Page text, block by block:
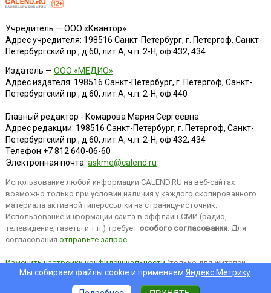
Учредитель — ООО «Квантор»
Адрес учредителя: 198516 Санкт-Петербург, г. Петергоф, Санкт-
Петербургский пр., д.60, лит.А, ч.п. 2-Н, оф.432, 434
Издатель — ООО «МЕДИО»
Адрес издателя: 198516 Санкт-Петербург, г. Петергоф, Санкт-
Петербургский пр., д.60, лит.А, ч.п. 2-Н, оф.440
Главный редактор - Комарова Мария Сергеевна
Адрес редакции: 198516 Санкт-Петербург, г. Петергоф, Санкт-
Петербургский пр., д.60, лит.А, ч.п. 2-Н, оф.432, 434
Телефон:+7 812 640-06-60
Электронная почта: askme@calend.ru
Использование любой информации CALEND.RU на веб-сайтах
возможно только при условии наличия у каждого скопированного
материала активной гиперссылки на страницу-источник.
Использование информации сайта в оффлайн-СМИ (радио,
телевидение, газеты и т.п.) требует особого согласования. Для
согласования отправьте запрос.
Изменить настройки конфиденциальности(только для жителей
EEA).Мы собираем файлы cookie и применяем Яндекс.Метрику.